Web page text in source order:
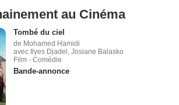
au Cinéma
Tombé du ciel
de Mohamed Hamidi
avec Ilyes Djadel, Josiane Balasko
Film - Comédie
Bande-annonce